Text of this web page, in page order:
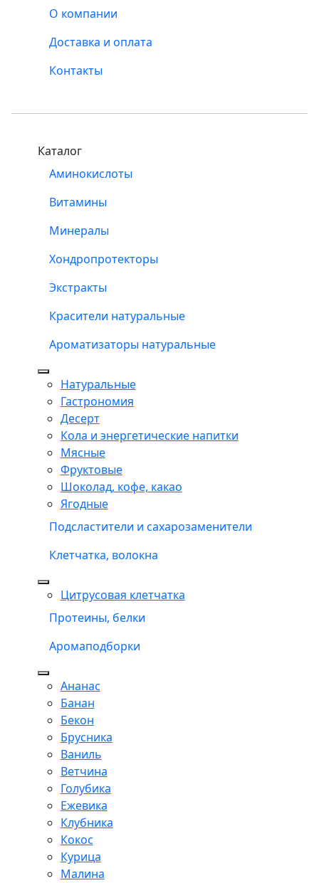
О компании
Доставка и оплата
Контакты
Каталог
Аминокислоты
Витамины
Минералы
Хондропротекторы
Экстракты
Красители натуральные
Ароматизаторы натуральные
Натуральные
Гастрономия
Десерт
Кола и энергетические напитки
Мясные
Фруктовые
Шоколад, кофе, какао
Ягодные
Подсластители и сахарозаменители
Клетчатка, волокна
Цитрусовая клетчатка
Протеины, белки
Аромаподборки
Ананас
Банан
Бекон
Брусника
Ваниль
Ветчина
Голубика
Ежевика
Клубника
Кокос
Курица
Малина